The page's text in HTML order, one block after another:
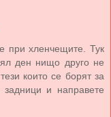
при хленчещите. Тук
ден нищо друго не
които се борят за
и направете